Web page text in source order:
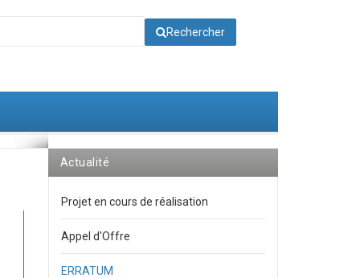
Rechercher
Actualité
Projet en cours de réalisation
Appel d'Offre
ERRATUM